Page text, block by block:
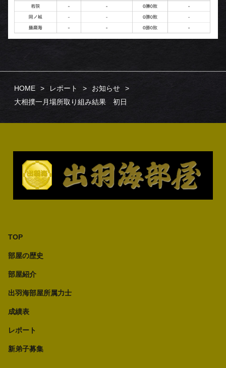
HOME レポート
お知らせ
大相撲一月場所取り組み結果 初日
TOP
部屋の歴史
部屋紹介
出羽海部屋所属力士
成績表
レポート
新弟子募集